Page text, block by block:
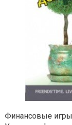
Финансовые